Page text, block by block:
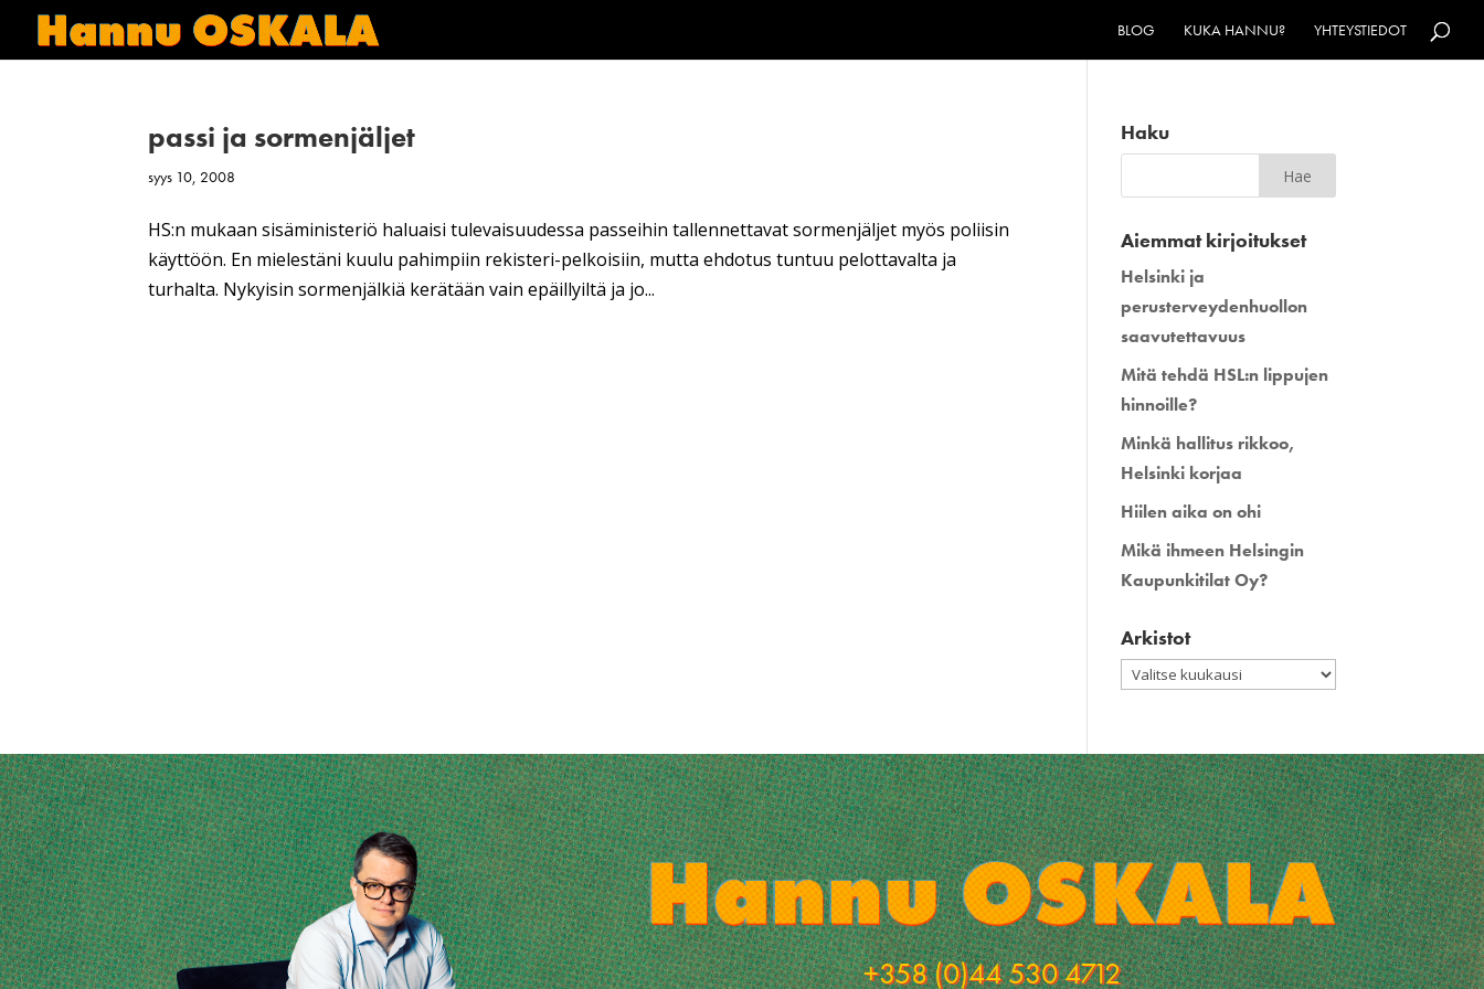
BLOG KUKA HANNU? YHTEYSTIEDOT
passi ja sormenjäljet
syys 10, 2008
HS:n mukaan sisäministeriö haluaisi tulevaisuudessa passeihin tallennettavat sormenjäljet myös poliisin
käyttöön. En mielestäni kuulu pahimpiin rekisteri-pelkoisiin, mutta ehdotus tuntuu pelottavalta ja
turhalta. Nykyisin sormenjälkiä kerätään vain epäillyiltä ja jo...
Haku
Aiemmat kirjoitukset
Helsinki ja
perusterveydenhuollon
saavutettavuus
Mitä tehdä HSL:n lippujen
hinnoille?
Minkä hallitus rikkoo,
Helsinki korjaa
Hiilen aika on ohi
Mikä ihmeen Helsingin
Kaupunkitilat Oy?
Arkistot
Arkistot
+358 (0)44 530 4712